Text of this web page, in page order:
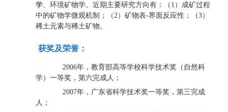
学 、环境矿物学。近期主要研究方向有：（ 1 ）成矿过程
中的矿物学微观机制；（2）矿物表-界面反应性；（3）
稀土元素与稀土矿物。
获奖及荣誉：
2006年，教育部高等学校科学技术奖（自然科
学）一等奖，第六完成人；
2007年，广东省科学技术奖一等奖，第三完成
人；